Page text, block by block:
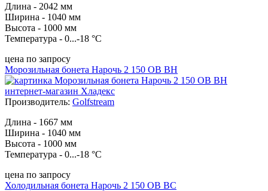
Длина - 2042 мм
Ширина - 1040 мм
Высота - 1000 мм
Температура - 0...-18 °С
цена по запросу
Морозильная бонета Нарочь 2 150 ОВ ВН
Производитель: Golfstream
Длина - 1667 мм
Ширина - 1040 мм
Высота - 1000 мм
Температура - 0...-18 °С
цена по запросу
Холодильная бонета Нарочь 2 150 ОВ ВС